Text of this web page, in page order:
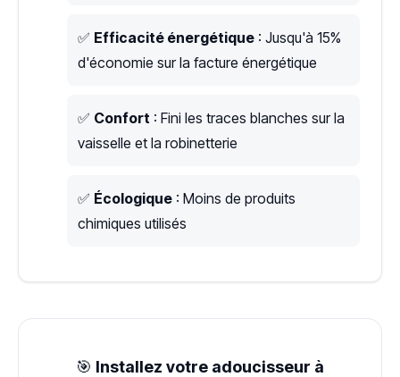
✅ Efficacité énergétique : Jusqu'à 15%
d'économie sur la facture énergétique
✅ Confort : Fini les traces blanches sur la
vaisselle et la robinetterie
✅ Écologique : Moins de produits
chimiques utilisés
🎯 Installez votre adoucisseur à